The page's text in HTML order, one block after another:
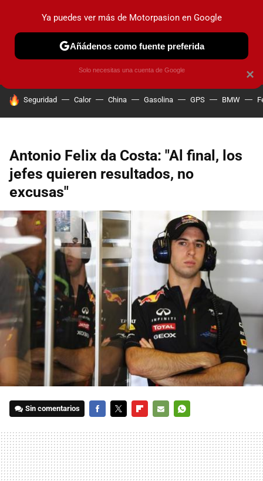
PRUEBAS COCHES ELÉCTRICOS OBSERVATORIO
HOY SE HABLA DE
Seguridad Calor China Gasolina GPS BMW
Antonio Felix da Costa: "Al final, los
jefes quieren resultados, no
excusas"
Sin comentarios
MAIL
×
Ya puedes ver más de Motorpasion en Google
Añádenos como fuente preferida
Solo necesitas una cuenta de Google